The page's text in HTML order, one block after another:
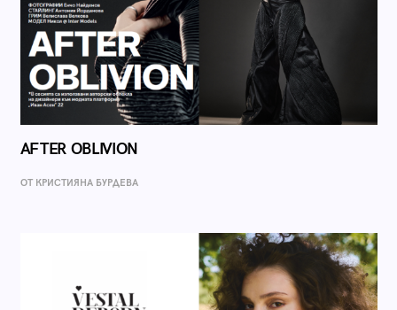
AFTER OBLIVION
ОТ КРИСТИЯНА БУРДЕВА